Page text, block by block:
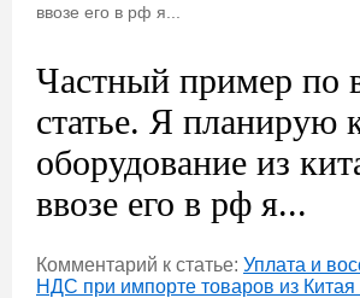
ввозе его в рф я...
Частный пример по
статье. Я планирую
оборудование из
ввозе его в рф я...
Комментарий к статье: Уплата и
НДС при импорте товаров из